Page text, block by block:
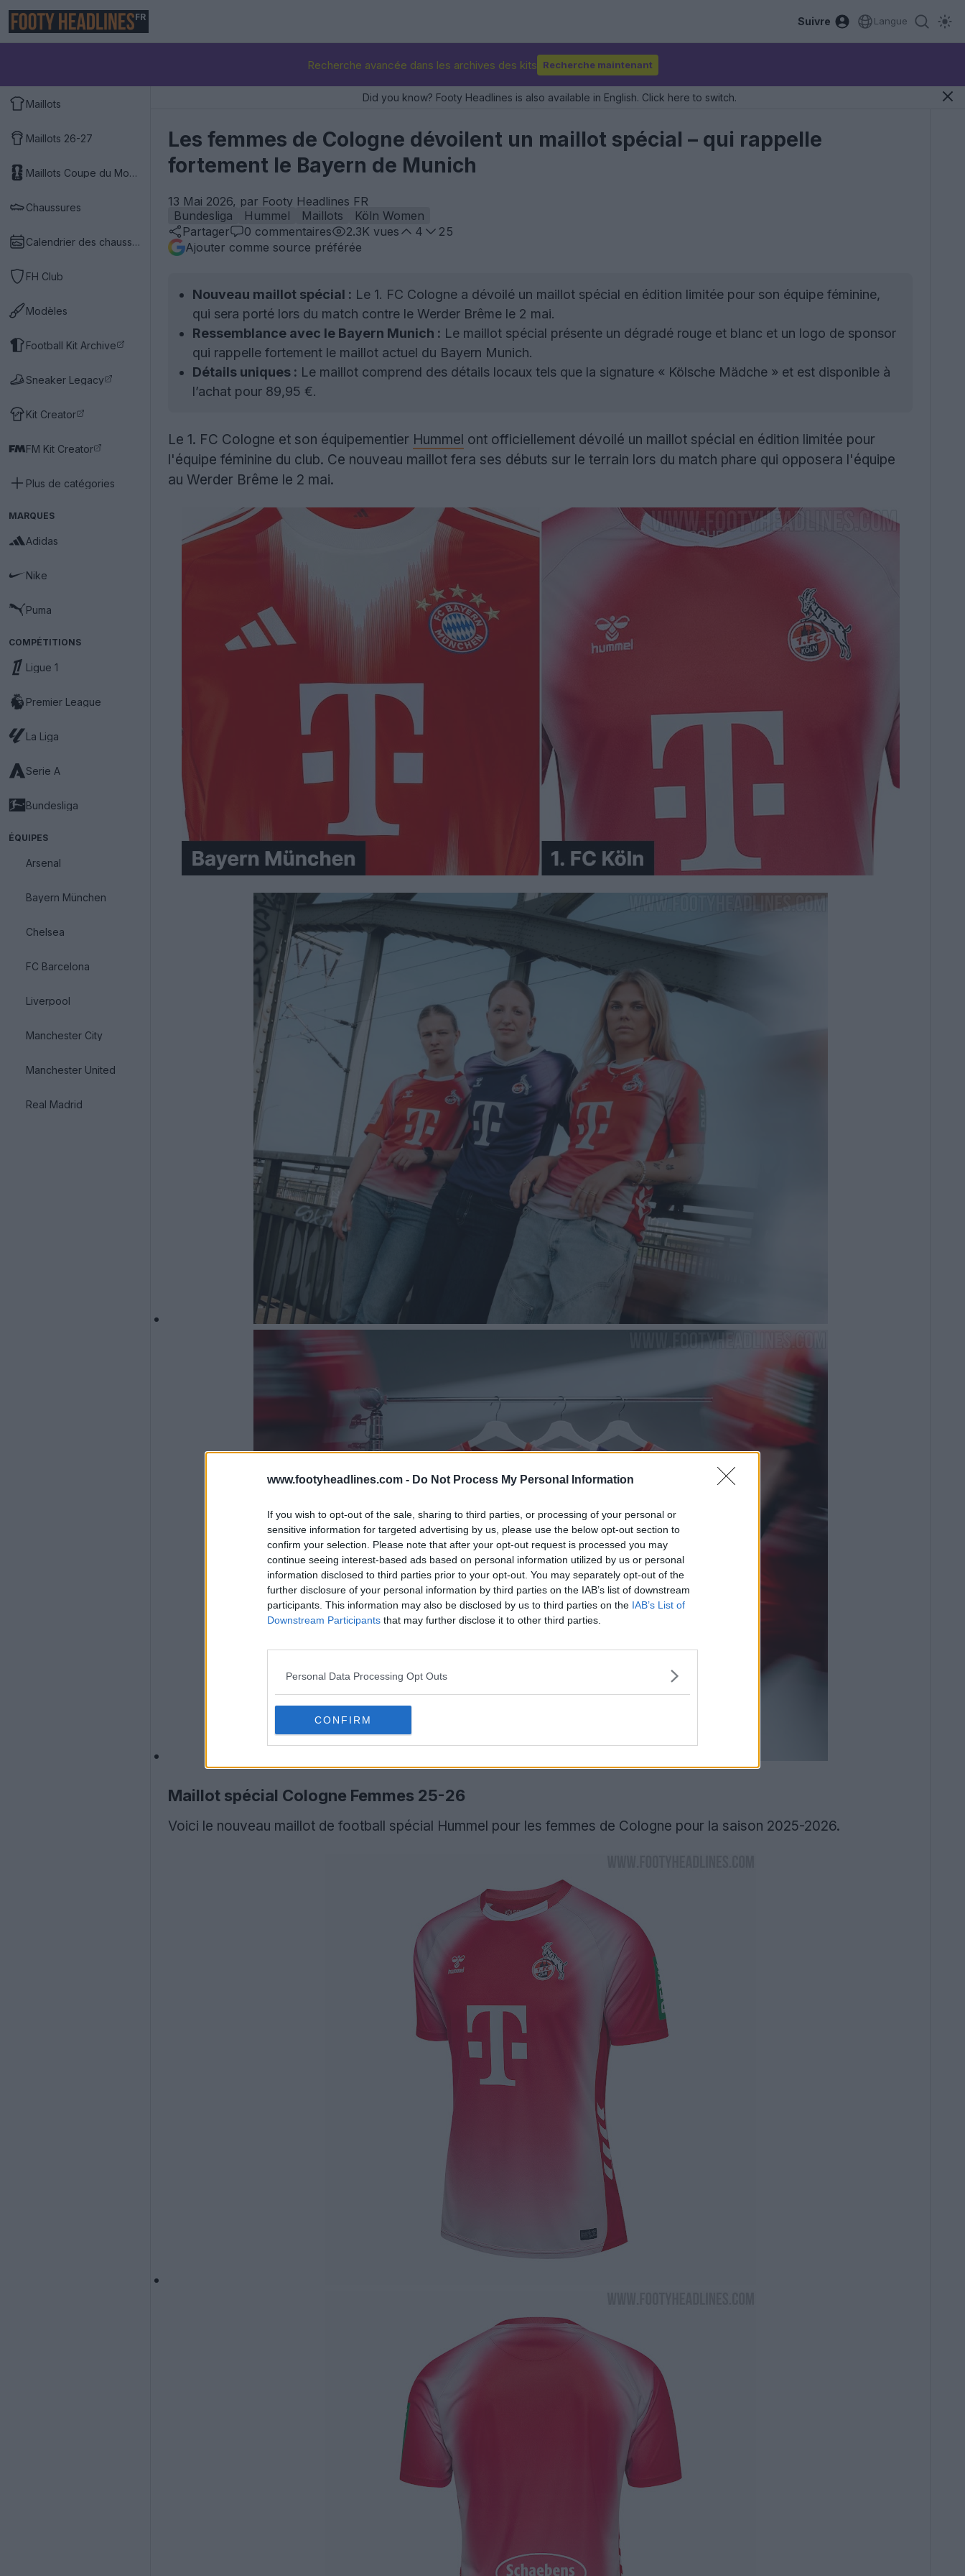
www.footyheadlines.com - Do Not Process My Personal Information
If you wish to opt-out of the sale, sharing to third parties, or processing of your personal or
sensitive information for targeted advertising by us, please use the below opt-out section to
confirm your selection. Please note that after your opt-out request is processed you may
continue seeing interest-based ads based on personal information utilized by us or personal
information disclosed to third parties prior to your opt-out. You may separately opt-out of the
further disclosure of your personal information by third parties on the IAB’s list of downstream
participants. This information may also be disclosed by us to third parties on the IAB’s List of
Downstream Participants that may further disclose it to other third parties.
Personal Data Processing Opt Outs
CONFIRM
FR Suivre Langue
Recherche avancée dans les archives des kits Recherche maintenant
Maillots
Maillots 26-27
Maillots Coupe du Monde 2026
Chaussures
Calendrier des chaussures
FH Club
Modèles
Football Kit Archive
Sneaker Legacy
Kit Creator
FM Kit Creator
Plus de catégories
MARQUES
Adidas
Nike
Puma
COMPÉTITIONS
Ligue 1
Premier League
La Liga
Serie A
Bundesliga
ÉQUIPES
Arsenal
Bayern München
Chelsea
FC Barcelona
Liverpool
Manchester City
Manchester United
Real Madrid
Did you know? Footy Headlines is also available in English. Click here to switch.
Les femmes de Cologne dévoilent un maillot spécial – qui rappelle
fortement le Bayern de Munich
13 Mai 2026, par Footy Headlines FR
Bundesliga
Hummel Maillots
Köln Women
Partager
0 commentaires 2.3K vues 4
25
Ajouter comme source préférée
Nouveau maillot spécial : Le 1. FC Cologne a dévoilé un maillot spécial en édition limitée pour son équipe féminine,
qui sera porté lors du match contre le Werder Brême le 2 mai.
Ressemblance avec le Bayern Munich : Le maillot spécial présente un dégradé rouge et blanc et un logo de sponsor
qui rappelle fortement le maillot actuel du Bayern Munich.
Détails uniques : Le maillot comprend des détails locaux tels que la signature « Kölsche Mädche » et est disponible à
l’achat pour 89,95 €.
Le 1. FC Cologne et son équipementier Hummel ont officiellement dévoilé un maillot spécial en édition limitée pour
l'équipe féminine du club. Ce nouveau maillot fera ses débuts sur le terrain lors du match phare qui opposera l'équipe
au Werder Brême le 2 mai.
Maillot spécial Cologne Femmes 25-26
Voici le nouveau maillot de football spécial Hummel pour les femmes de Cologne pour la saison 2025-2026.